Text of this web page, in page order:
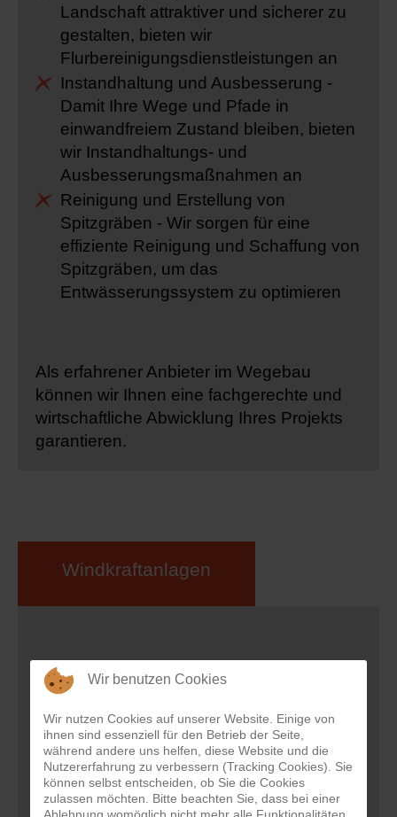
Landschaft attraktiver und sicherer zu
gestalten, bieten wir
Flurbereinigungsdienstleistungen an
Instandhaltung und Ausbesserung -
Damit Ihre Wege und Pfade in
einwandfreiem Zustand bleiben, bieten
wir Instandhaltungs- und
Ausbesserungsmaßnahmen an
Reinigung und Erstellung von
Spitzgräben - Wir sorgen für eine
effiziente Reinigung und Schaffung von
Spitzgräben, um das
Entwässerungssystem zu optimieren
Als erfahrener Anbieter im Wegebau
können wir Ihnen eine fachgerechte und
wirtschaftliche Abwicklung Ihres Projekts
garantieren.
Windkraftanlagen
Wir benutzen Cookies
Wir nutzen Cookies auf unserer Website. Einige von
ihnen sind essenziell für den Betrieb der Seite,
während andere uns helfen, diese Website und die
Nutzererfahrung zu verbessern (Tracking Cookies). Sie
können selbst entscheiden, ob Sie die Cookies
zulassen möchten. Bitte beachten Sie, dass bei einer